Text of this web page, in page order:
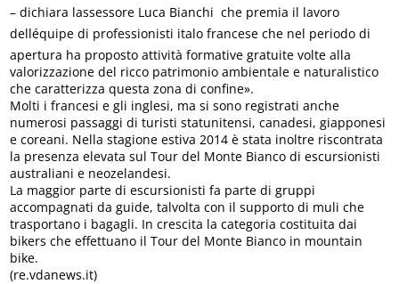
– dichiara lassessore Luca Bianchi  che premia il lavoro
delléquipe di professionisti italo francese che nel periodo di
apertura ha proposto attività formative gratuite volte alla
valorizzazione del ricco patrimonio ambientale e naturalistico
che caratterizza questa zona di confine».
Molti i francesi e gli inglesi, ma si sono registrati anche
numerosi passaggi di turisti statunitensi, canadesi, giapponesi
e coreani. Nella stagione estiva 2014 è stata inoltre riscontrata
la presenza elevata sul Tour del Monte Bianco di escursionisti
australiani e neozelandesi.
La maggior parte di escursionisti fa parte di gruppi
accompagnati da guide, talvolta con il supporto di muli che
trasportano i bagagli. In crescita la categoria costituita dai
bikers che effettuano il Tour del Monte Bianco in mountain
bike.
(re.vdanews.it)